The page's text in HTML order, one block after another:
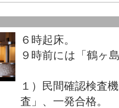
６時起床。
９時前には「鶴ヶ
１）民間確認検査
査」、一発合格。